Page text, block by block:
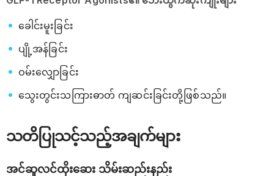
ခေါင်းမူးခြင်း
ပျို့အန်ခြင်း
ဝမ်းလျှောခြင်း
သွေးတွင်းသကြားဓာတ် ကျဆင်းခြင်းတို့ဖြစ်သည်။
သတိပြုသင့်သည့်အချက်များ
အင်ဆူလင်ထိုးဆေး သိမ်းဆည်းနည်း